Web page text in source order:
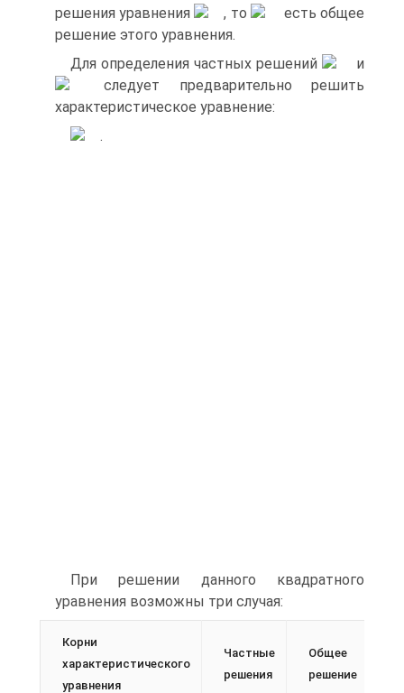
решения уравнения , то
есть общее
решение этого уравнения.
Для определения частных решений
и
следует предварительно решить
характеристическое уравнение:
.
При решении данного квадратного
уравнения возможны три случая:
Корни
характеристического
уравнения
Частные
решения
Общее
решение